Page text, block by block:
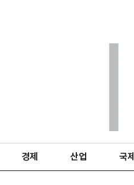
경제 산업 국제